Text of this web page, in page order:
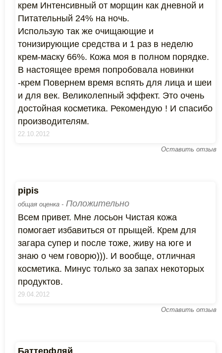
крем Интенсивный от морщин как дневной и
Питательный 24% на ночь.
Использую так же очищающие и
тонизирующие средства и 1 раз в неделю
крем-маску 66%. Кожа моя в полном порядке.
В настоящее время попробовала новинки
-крем Повернем время вспять для лица и шеи
и для век. Великолепный эффект. Это очень
достойная косметика. Рекомендую ! И спасибо
производителям.
22.10.2012
Оставить отзыв
pipis
общая оценка - Положительно
Всем привет. Мне лосьон Чистая кожа
помогает избавиться от прыщей. Крем для
загара супер и после тоже, живу на юге и
знаю о чем говорю))). И вообще, отличная
косметика. Минус только за запах некоторых
продуктов.
29.04.2012
Оставить отзыв